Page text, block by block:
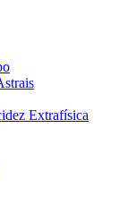
Extrafísica